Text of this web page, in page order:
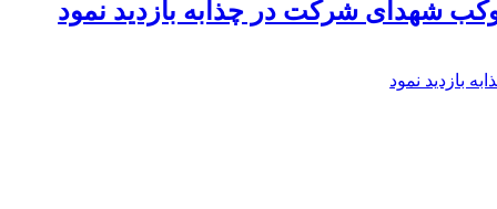
شهدای شرکت در چذابه بازدید نمود
بازدید نمود